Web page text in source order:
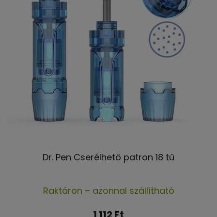
Dr. Pen Cserélhető patron 18 tű
termék
átlagos
Raktáron – azonnal szállítható